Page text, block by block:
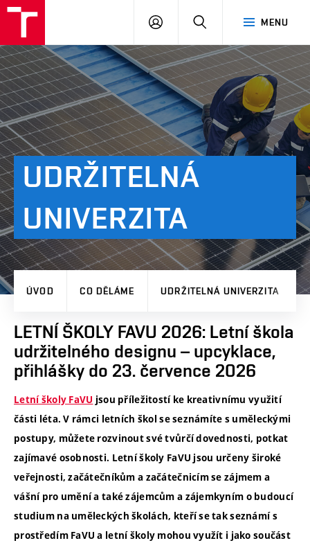
MENU
PŘIHLÁSIT
UDRŽITELNÁ
UNIVERZITA
ÚVOD CO DĚLÁME UDRŽITELNÁ UNIVERZITA
LETNÍ ŠKOLY FAVU 2026: Letní škola
udržitelného designu – upcyklace,
přihlášky do 23. července 2026
Letní školy FaVU jsou příležitostí ke kreativnímu využití
části léta. V rámci letních škol se seznámíte s uměleckými
postupy, můžete rozvinout své tvůrčí dovednosti, potkat
zajímavé osobnosti. Letní školy FaVU jsou určeny široké
veřejnosti, začátečníkům a začátečnicím se zájmem a
vášní pro umění a také zájemcům a zájemkyním o budoucí
studium na uměleckých školách, kteří se tak seznámí s
prostředím FaVU a letní školy mohou využít i jako součást